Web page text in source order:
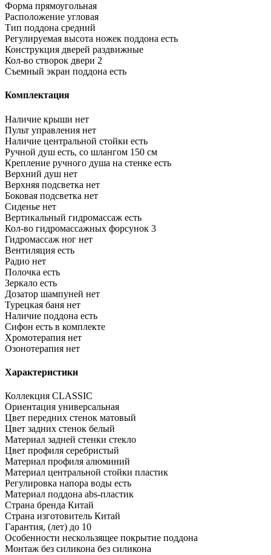
Форма прямоугольная
Расположение угловая
Тип поддона средний
Регулируемая высота ножек поддона есть
Конструкция дверей раздвижные
Кол-во створок двери 2
Съемный экран поддона есть
Комплектация
Наличие крыши нет
Пульт управления нет
Наличие центральной стойки есть
Ручной душ есть, со шлангом 150 см
Крепление ручного душа на стенке есть
Верхний душ нет
Верхняя подсветка нет
Боковая подсветка нет
Сиденье нет
Вертикальный гидромассаж есть
Кол-во гидромассажных форсунок 3
Гидромассаж ног нет
Вентиляция есть
Радио нет
Полочка есть
Зеркало есть
Дозатор шампуней нет
Турецкая баня нет
Наличие поддона есть
Сифон есть в комплекте
Хромотерапия нет
Озонотерапия нет
Характеристики
Коллекция CLASSIC
Ориентация универсальная
Цвет передних стенок матовый
Цвет задних стенок белый
Материал задней стенки стекло
Цвет профиля серебристый
Материал профиля алюминий
Материал центральной стойки пластик
Регулировка напора воды есть
Материал поддона abs-пластик
Страна бренда Китай
Страна изготовитель Китай
Гарантия, (лет) до 10
Особенности нескользящее покрытие поддона
Монтаж без силикона без силикона